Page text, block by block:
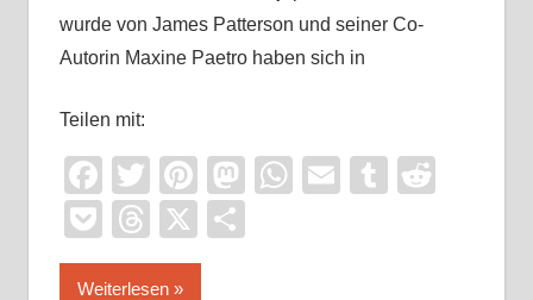
wurde von James Patterson und seiner Co-
Autorin Maxine Paetro haben sich in
Teilen mit:
Facebook
TwitterPinterest
Mastodon
WhatsApp
EmailTumblr
PocketThreads
X
Weiterlesen